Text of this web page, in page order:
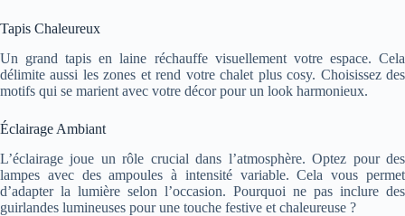
Tapis Chaleureux
Un grand tapis en laine réchauffe visuellement votre espace. Cela
délimite aussi les zones et rend votre chalet plus cosy. Choisissez des
motifs qui se marient avec votre décor pour un look harmonieux.
Éclairage Ambiant
L’éclairage joue un rôle crucial dans l’atmosphère. Optez pour des
lampes avec des ampoules à intensité variable. Cela vous permet
d’adapter la lumière selon l’occasion. Pourquoi ne pas inclure des
guirlandes lumineuses pour une touche festive et chaleureuse ?